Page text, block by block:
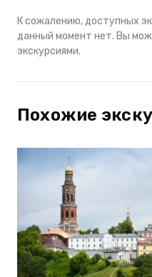
К сожалению, доступных
данный момент нет. Вы
экскурсиями.
Похожие